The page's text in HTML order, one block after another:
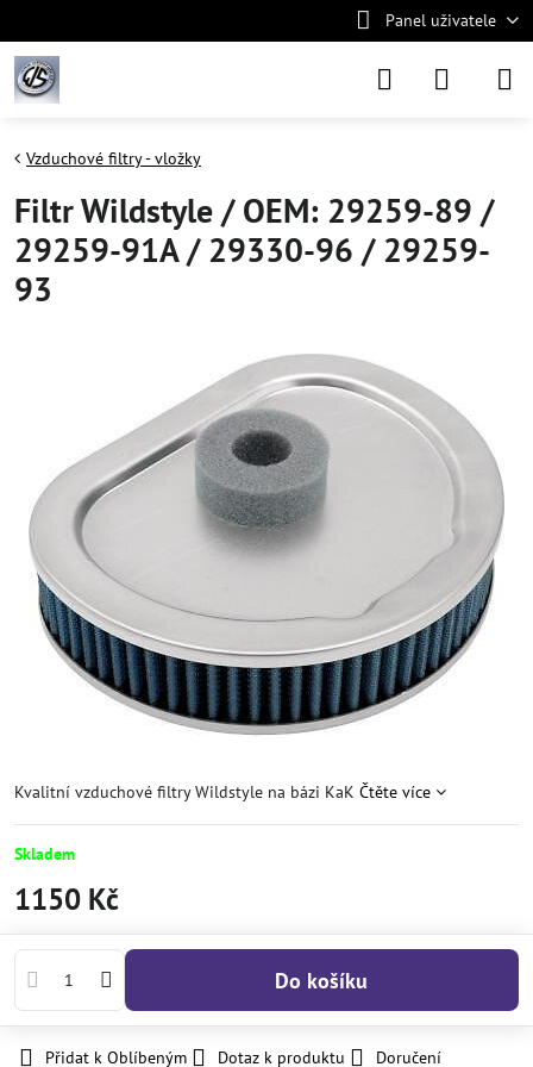
Panel uživatele
Vzduchové filtry - vložky
Filtr Wildstyle / OEM: 29259-89 /
29259-91A / 29330-96 / 29259-
93
Kvalitní vzduchové filtry Wildstyle na bázi KaK Čtěte více
Skladem
1150 Kč
Do košíku
Přidat k Oblíbeným Dotaz k produktu Doručení